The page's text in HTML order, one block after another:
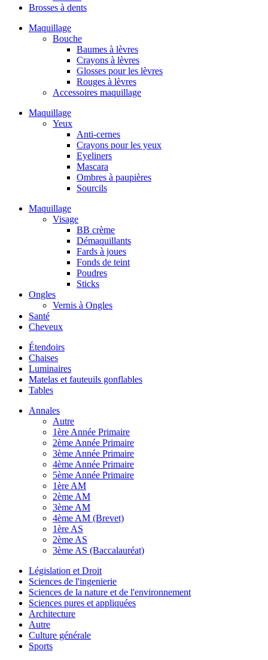
Brosses à dents
Maquillage
Bouche
Baumes à lèvres
Crayons à lèvres
Glosses pour les lèvres
Rouges à lèvres
Accessoires maquillage
Maquillage
Yeux
Anti-cernes
Crayons pour les yeux
Eyeliners
Mascara
Ombres à paupières
Sourcils
Maquillage
Visage
BB crème
Démaquillants
Fards à joues
Fonds de teint
Poudres
Sticks
Ongles
Vernis à Ongles
Santé
Cheveux
Étendoirs
Chaises
Luminaires
Matelas et fauteuils gonflables
Tables
Annales
Autre
1ère Année Primaire
2ème Année Primaire
3ème Année Primaire
4ème Année Primaire
5ème Année Primaire
1ère AM
2ème AM
3ème AM
4ème AM (Brevet)
1ère AS
2ème AS
3ème AS (Baccalauréat)
Législation et Droit
Sciences de l'ingenierie
Sciences de la nature et de l'environnement
Sciences pures et appliquées
Architecture
Autre
Culture générale
Sports